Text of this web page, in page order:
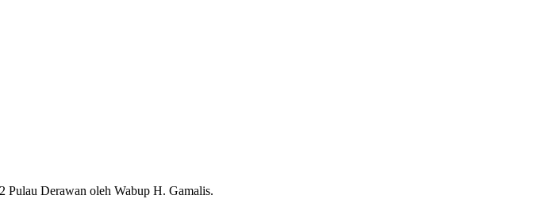
Pulau Derawan oleh Wabup H. Gamalis.